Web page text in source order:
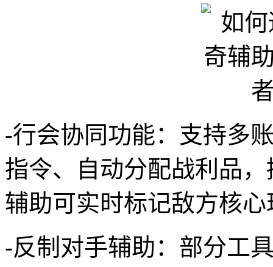
-行会协同功能：支持多
指令、自动分配战利品
辅助可实时标记敌方核
-反制对手辅助：部分工